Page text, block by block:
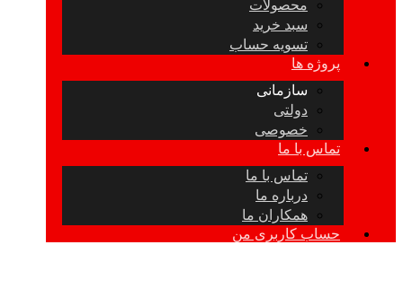
محصولات
سبد خرید
تسویه حساب
پروژه ها
سازمانی
دولتی
خصوصی
تماس با ما
تماس با ما
درباره ما
همکاران ما
حساب کاربری من